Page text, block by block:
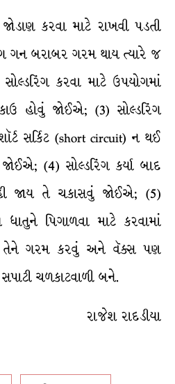
કરવા માટે રાખવી પડતી
ગન બરાબર ગરમ થાય ત્યારે જ
કરવા માટે ઉપયોગમાં
હોવું જોઈએ; (3) સોલ્ડરિંગ
સર્કિટ (short circuit) ન થઈ
(4) સોલ્ડરિંગ કર્યા બાદ
જાય તે ચકાસવું જોઈએ; (5)
પિગાળવા માટે કરવામાં
ગરમ કરવું અને વૅક્સ પણ
ચળકાટવાળી બને.
રાજેશ રાદડીયા